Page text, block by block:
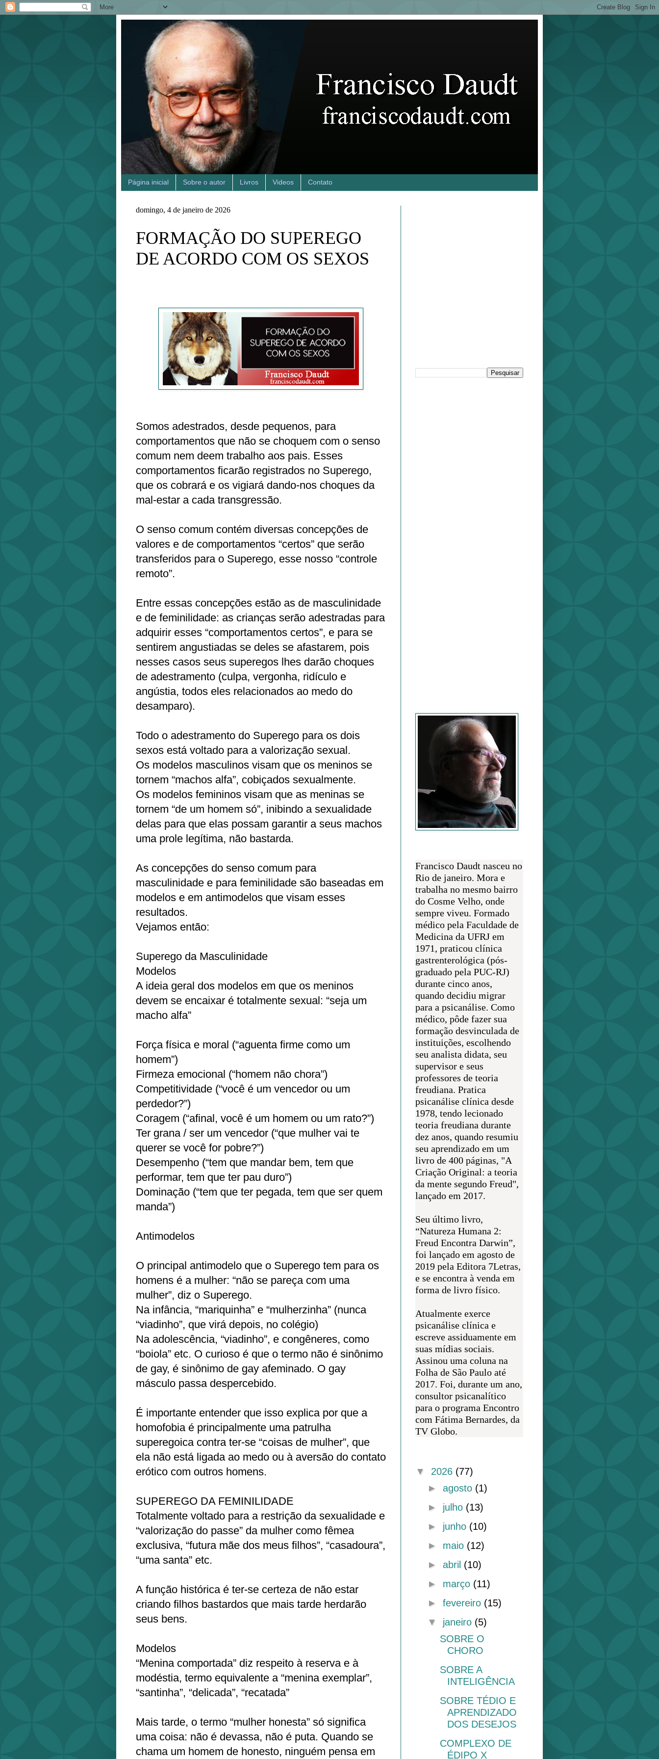
Página inicial Sobre o autor Livros Videos Contato
domingo, 4 de janeiro de 2026
FORMAÇÃO DO SUPEREGO
DE ACORDO COM OS SEXOS
Somos adestrados, desde pequenos, para
comportamentos que não se choquem com o senso
comum nem deem trabalho aos pais. Esses
comportamentos ficarão registrados no Superego,
que os cobrará e os vigiará dando-nos choques da
mal-estar a cada transgressão.
O senso comum contém diversas concepções de
valores e de comportamentos “certos” que serão
transferidos para o Superego, esse nosso “controle
remoto”.
Entre essas concepções estão as de masculinidade
e de feminilidade: as crianças serão adestradas para
adquirir esses “comportamentos certos”, e para se
sentirem angustiadas se deles se afastarem, pois
nesses casos seus superegos lhes darão choques
de adestramento (culpa, vergonha, ridículo e
angústia, todos eles relacionados ao medo do
desamparo).
Todo o adestramento do Superego para os dois
sexos está voltado para a valorização sexual.
Os modelos masculinos visam que os meninos se
tornem “machos alfa”, cobiçados sexualmente.
Os modelos femininos visam que as meninas se
tornem “de um homem só”, inibindo a sexualidade
delas para que elas possam garantir a seus machos
uma prole legítima, não bastarda.
As concepções do senso comum para
masculinidade e para feminilidade são baseadas em
modelos e em antimodelos que visam esses
resultados.
Vejamos então:
Superego da Masculinidade
Modelos
A ideia geral dos modelos em que os meninos
devem se encaixar é totalmente sexual: “seja um
macho alfa”
Força física e moral (“aguenta firme como um
homem”)
Firmeza emocional (“homem não chora”)
Competitividade (“você é um vencedor ou um
perdedor?”)
Coragem (“afinal, você é um homem ou um rato?”)
Ter grana / ser um vencedor (“que mulher vai te
querer se você for pobre?”)
Desempenho (“tem que mandar bem, tem que
performar, tem que ter pau duro”)
Dominação (“tem que ter pegada, tem que ser quem
manda”)
Antimodelos
O principal antimodelo que o Superego tem para os
homens é a mulher: “não se pareça com uma
mulher”, diz o Superego.
Na infância, “mariquinha” e “mulherzinha” (nunca
“viadinho”, que virá depois, no colégio)
Na adolescência, “viadinho”, e congêneres, como
“boiola” etc. O curioso é que o termo não é sinônimo
de gay, é sinônimo de gay afeminado. O gay
másculo passa despercebido.
É importante entender que isso explica por que a
homofobia é principalmente uma patrulha
superegoica contra ter-se “coisas de mulher”, que
ela não está ligada ao medo ou à aversão do contato
erótico com outros homens.
SUPEREGO DA FEMINILIDADE
Totalmente voltado para a restrição da sexualidade e
“valorização do passe” da mulher como fêmea
exclusiva, “futura mãe dos meus filhos”, “casadoura”,
“uma santa” etc.
A função histórica é ter-se certeza de não estar
criando filhos bastardos que mais tarde herdarão
seus bens.
Modelos
“Menina comportada” diz respeito à reserva e à
modéstia, termo equivalente a “menina exemplar”,
“santinha”, “delicada”, “recatada”
Mais tarde, o termo “mulher honesta” só significa
uma coisa: não é devassa, não é puta. Quando se
chama um homem de honesto, ninguém pensa em
Francisco Daudt nasceu no
Rio de janeiro. Mora e
trabalha no mesmo bairro
do Cosme Velho, onde
sempre viveu. Formado
médico pela Faculdade de
Medicina da UFRJ em
1971, praticou clínica
gastrenterológica (pós-
graduado pela PUC-RJ)
durante cinco anos,
quando decidiu migrar
para a psicanálise. Como
médico, pôde fazer sua
formação desvinculada de
instituições, escolhendo
seu analista didata, seu
supervisor e seus
professores de teoria
freudiana. Pratica
psicanálise clínica desde
1978, tendo lecionado
teoria freudiana durante
dez anos, quando resumiu
seu aprendizado em um
livro de 400 páginas, "A
Criação Original: a teoria
da mente segundo Freud",
lançado em 2017.
Seu último livro,
“Natureza Humana 2:
Freud Encontra Darwin”,
foi lançado em agosto de
2019 pela Editora 7Letras,
e se encontra à venda em
forma de livro físico.
Atualmente exerce
psicanálise clínica e
escreve assiduamente em
suas mídias sociais.
Assinou uma coluna na
Folha de São Paulo até
2017. Foi, durante um ano,
consultor psicanalítico
para o programa Encontro
com Fátima Bernardes, da
TV Globo.
▼ 2026 (77)
► agosto (1)
► julho (13)
► junho (10)
► maio (12)
► abril (10)
► março (11)
► fevereiro (15)
▼ janeiro (5)
SOBRE O
CHORO
SOBRE A
INTELIGÊNCIA
SOBRE TÉDIO E
APRENDIZADO
DOS DESEJOS
COMPLEXO DE
ÉDIPO X